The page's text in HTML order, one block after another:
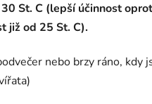
St. C (lepší účinnost
již od 25 St. C).
nebo brzy ráno, kdy